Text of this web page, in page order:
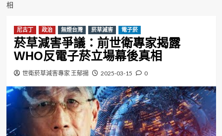
相
尼古丁 政治 無煙台灣 菸草減害 電子菸
菸草減害爭議：前世衛專家揭露
WHO反電子菸立場幕後真相
世衛菸草減害專家 王郁揚 2025-03-15 0